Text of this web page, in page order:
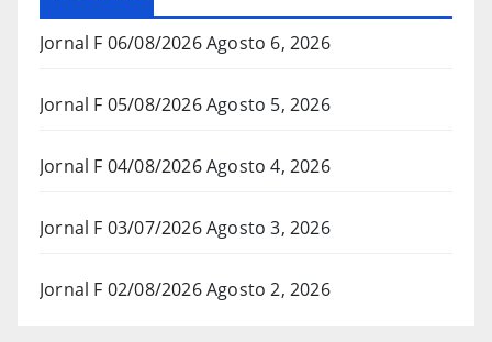
Jornal F 06/08/2026Agosto 6, 2026
Jornal F 05/08/2026Agosto 5, 2026
Jornal F 04/08/2026Agosto 4, 2026
Jornal F 03/07/2026Agosto 3, 2026
Jornal F 02/08/2026Agosto 2, 2026